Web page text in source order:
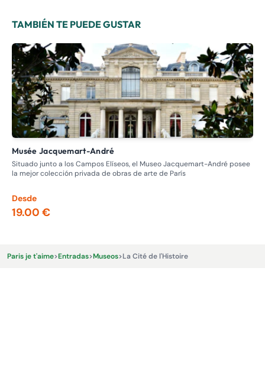
TAMBIÉN TE PUEDE GUSTAR
Musée Jacquemart-André
Situado junto a los Campos Elíseos, el Museo Jacquemart-André posee
la mejor colección privada de obras de arte de París
Desde
19.00 €
Paris je t'aime>Entradas>Museos>La Cité de l'Histoire